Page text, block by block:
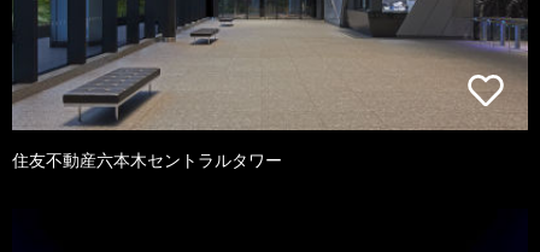
住友不動産六本木セントラルタワー